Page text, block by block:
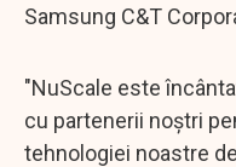
Samsung C&T
"NuScale este
cu partenerii noștri
tehnologiei noastre